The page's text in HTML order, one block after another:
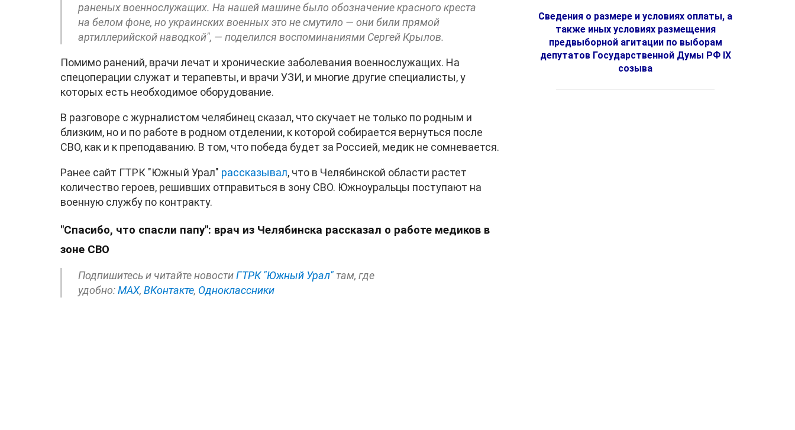
раненых военнослужащих. На нашей машине было обозначение красного креста
на белом фоне, но украинских военных это не смутило — они били прямой
артиллерийской наводкой", — поделился воспоминаниями Сергей Крылов.
Помимо ранений, врачи лечат и хронические заболевания военнослужащих. На
спецоперации служат и терапевты, и врачи УЗИ, и многие другие специалисты, у
которых есть необходимое оборудование.
В разговоре с журналистом челябинец сказал, что скучает не только по родным и
близким, но и по работе в родном отделении, к которой собирается вернуться после
СВО, как и к преподаванию. В том, что победа будет за Россией, медик не сомневается.
Ранее сайт ГТРК "Южный Урал" рассказывал, что в Челябинской области растет
количество героев, решивших отправиться в зону СВО. Южноуральцы поступают на
военную службу по контракту.
"Спасибо, что спасли папу": врач из Челябинска рассказал о работе медиков в
зоне СВО
Подпишитесь и читайте новостиГТРК "Южный Урал" там, где
удобно:МАХ, ВКонтакте, Одноклассники
Сведения о размере и условиях оплаты, а
также иных условиях размещения
предвыборной агитации по выборам
депутатов Государственной Думы РФ IX
созыва